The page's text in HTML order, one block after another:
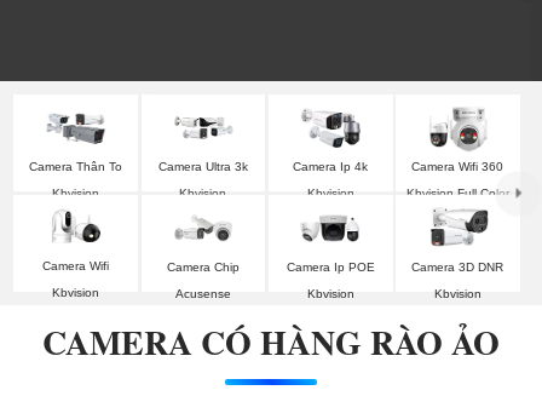
Camera Thân To
Kbvision
Camera Ultra 3k
Kbvision
Camera Ip 4k
Kbvision
Camera Wifi 360
Kbvision Full Color
Camera Wifi
Kbvision
Camera Chip
Acusense
Camera Ip POE
Kbvision
Camera 3D DNR
Kbvision
CAMERA CÓ HÀNG RÀO ẢO